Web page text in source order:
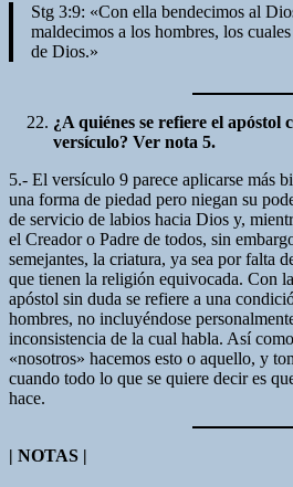
Stg 3:9: «Con ella bendecimos al
maldecimos a los hombres, los
de Dios.»
¿A quiénes se refiere el apóstol
versículo? Ver nota 5.
5.- El versículo 9 parece aplicarse más
una forma de piedad pero niegan su
de servicio de labios hacia Dios y,
el Creador o Padre de todos, sin
semejantes, la criatura, ya sea por falta
que tienen la religión equivocada. Con
apóstol sin duda se refiere a una
hombres, no incluyéndose
inconsistencia de la cual habla. Así
«nosotros» hacemos esto o aquello, y
cuando todo lo que se quiere decir es
hace.
| NOTAS |